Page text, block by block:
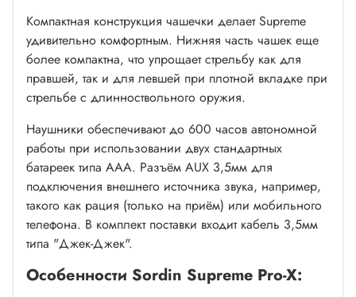
Компактная конструкция чашечки делает Supreme
удивительно комфортным. Нижняя часть чашек еще
более компактна, что упрощает стрельбу как для
правшей, так и для левшей при плотной вкладке при
стрельбе с длинноствольного оружия.
Наушники обеспечивают до 600 часов автономной
работы при использовании двух стандартных
батареек типа ААА. Разъём AUX 3,5мм для
подключения внешнего источника звука, например,
такого как рация (только на приём) или мобильного
телефона. В комплект поставки входит кабель 3,5мм
типа "Джек-Джек".
Особенности Sordin Supreme Pro-X: